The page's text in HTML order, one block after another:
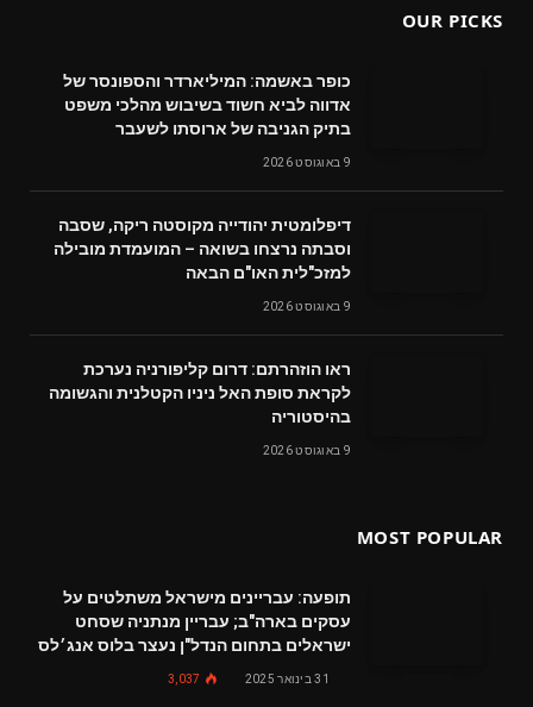
OUR PICKS
כופר באשמה: המיליארדר והספונסר של
אדווה לביא חשוד בשיבוש מהלכי משפט
בתיק הגניבה של ארוסתו לשעבר
9 באוגוסט 2026
דיפלומטית יהודייה מקוסטה ריקה, שסבה
וסבתה נרצחו בשואה – המועמדת מובילה
למזכ"לית האו"ם הבאה
9 באוגוסט 2026
ראו הוזהרתם: דרום קליפורניה נערכת
לקראת סופת האל ניניו הקטלנית והגשומה
בהיסטוריה
9 באוגוסט 2026
MOST POPULAR
תופעה: עבריינים מישראל משתלטים על
עסקים בארה"ב; עבריין מנתניה שסחט
ישראלים בתחום הנדל"ן נעצר בלוס אנג׳לס
31 בינואר 2025 3,037